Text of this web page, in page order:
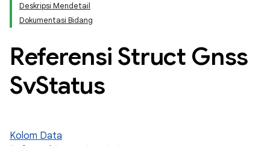
Deskripsi Mendetail
Dokumentasi Bidang
Referensi Struct Gnss
SvStatus
Kolom Data